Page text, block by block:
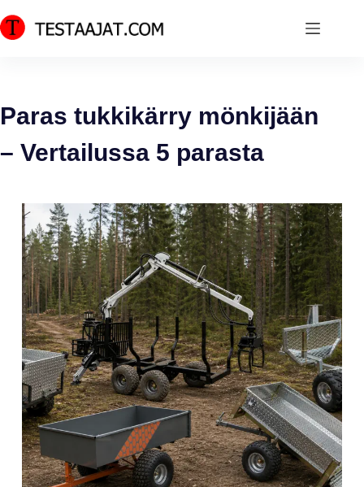
Skip
to
Paras tukkikärry mönkijään
– Vertailussa 5 parasta